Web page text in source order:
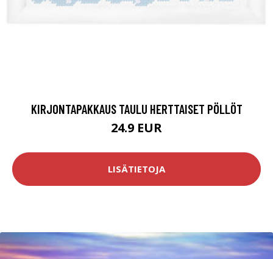
KIRJONTAPAKKAUS TAULU HERTTAISET PÖLLÖT
24.9 EUR
LISÄTIETOJA